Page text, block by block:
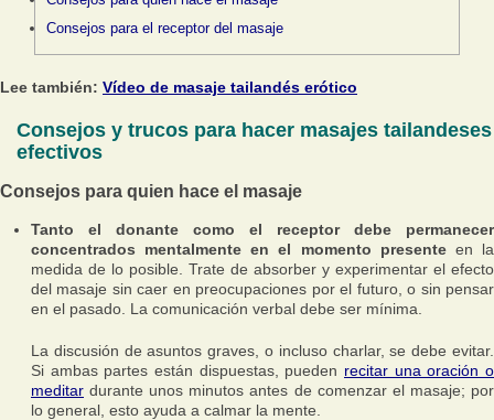
Consejos para el receptor del masaje
Lee también: Vídeo de masaje tailandés erótico
Consejos y trucos para hacer masajes tailandeses
efectivos
Consejos para quien hace el masaje
Tanto el donante como el receptor debe permanecer
concentrados mentalmente en el momento presenteen la
medida de lo posible. Trate de absorber y experimentar el efecto
del masaje sin caer en preocupaciones por el futuro, o sin pensar
en el pasado. La comunicación verbal debe ser mínima.
La discusión de asuntos graves, o incluso charlar, se debe evitar.
Si ambas partes están dispuestas, pueden recitar una oración o
meditar durante unos minutos antes de comenzar el masaje; por
lo general, esto ayuda a calmar la mente.